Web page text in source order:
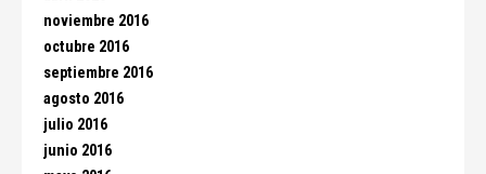
noviembre 2016
octubre 2016
septiembre 2016
agosto 2016
julio 2016
junio 2016